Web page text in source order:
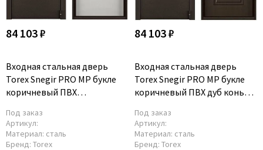
84 103 ₽
Входная стальная дверь
Torex Snegir PRO MP букле
коричневый ПВХ
Под заказ
Артикул:
Материал: сталь
Бренд: Torex
84 103 ₽
Входная стальная дверь
Torex Snegir PRO MP букле
коричневый ПВХ дуб коньяк
Под заказ
Артикул:
Материал: сталь
Бренд: Torex